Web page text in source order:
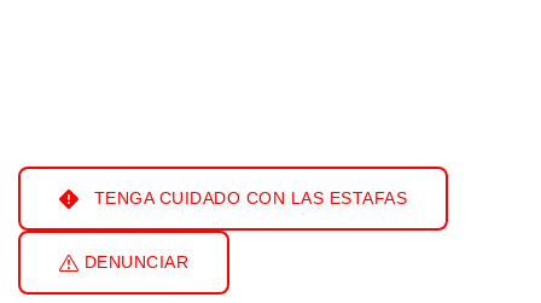
TENGA CUIDADO CON LAS ESTAFAS
DENUNCIAR